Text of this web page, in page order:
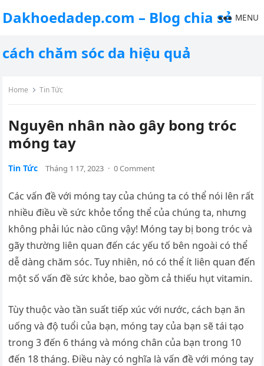
Dakhoedadep.com – Blog chia sẻ
cách chăm sóc da hiệu quả
MENU
Home Tin Tức
Nguyên nhân nào gây bong tróc
móng tay
Tin Tức Tháng 1 17, 2023 · 0 Comment
Các vấn đề với móng tay của chúng ta có thể nói lên rất
nhiều điều về sức khỏe tổng thể của chúng ta, nhưng
không phải lúc nào cũng vậy! Móng tay bị bong tróc và
gãy thường liên quan đến các yếu tố bên ngoài có thể
dễ dàng chăm sóc. Tuy nhiên, nó có thể ít liên quan đến
một số vấn đề sức khỏe, bao gồm cả thiếu hụt vitamin.
Tùy thuộc vào tần suất tiếp xúc với nước, cách bạn ăn
uống và độ tuổi của bạn, móng tay của bạn sẽ tái tạo
trong 3 đến 6 tháng và móng chân của bạn trong 10
đến 18 tháng. Điều này có nghĩa là vấn đề với móng tay